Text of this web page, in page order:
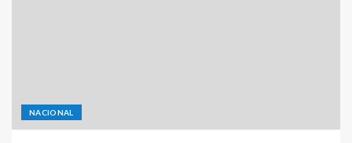
NACIONAL